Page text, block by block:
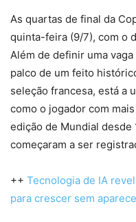
As quartas de final da
quinta-feira (9/7), com o
Além de definir uma
palco de um feito
seleção francesa, está a
como o jogador com
edição de Mundial desde
começaram a ser
++ Tecnologia de IA
para crescer sem